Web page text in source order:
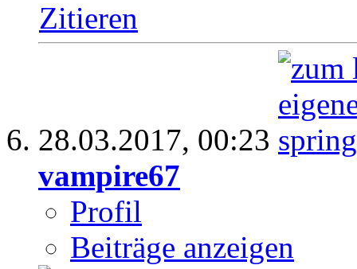
Zitieren
28.03.2017, 00:23
vampire67
Profil
Beiträge anzeigen